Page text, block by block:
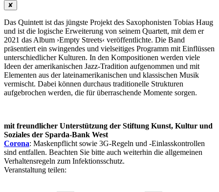
✘
Das Quintett ist das jüngste Projekt des Saxophonisten Tobias Haug
und ist die logische Erweiterung von seinem Quartett, mit dem er
2021 das Album ›Empty Streets‹ veröffentlichte. Die Band
präsentiert ein swingendes und vielseitiges Programm mit Einflüssen
unterschiedlicher Kulturen. In den Kompositionen werden viele
Ideen der amerikanischen Jazz-Tradition aufgenommen und mit
Elementen aus der lateinamerikanischen und klassischen Musik
vermischt. Dabei können durchaus traditionelle Strukturen
aufgebrochen werden, die für überraschende Momente sorgen.
mit freundlicher Unterstützung der Stiftung Kunst, Kultur und
Soziales der Sparda-Bank West
Corona: Maskenpflicht sowie 3G-Regeln und -Einlasskontrollen
sind entfallen. Beachten Sie bitte auch weiterhin die allgemeinen
Verhaltensregeln zum Infektionsschutz.
Veranstaltung teilen: